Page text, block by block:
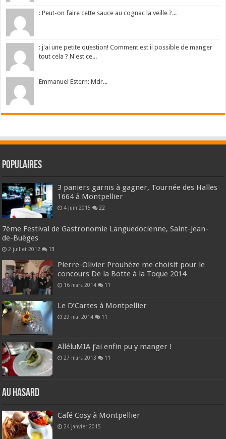
: Peut-on faire cette sauce au cognac la veille ?...
: j'ai une petite question! Comment est il possible de manger
tout cela ? N'est ce...
Emmanuel Estern: Mdr...
Populaires
3 paniers garnis à gagner, Tournée des Halles
1664 à Montpellier
4 juin 2015 22
7ème Festival de Gastronomie Languedocienne, Saint-Jean-
de-Buèges
2 juillet 2012 13
Pierre-Olivier Prouhèze me choisit pour le
concours De la Botte à la Toque 2014
16 mars 2014 11
Le D’Cartes à Montpellier
29 mai 2014 11
AlléluMIA j’ai enfin pu y manger !
27 mars 2013 11
Au hasard
Café Cosy à Montpellier
24 janvier 2015